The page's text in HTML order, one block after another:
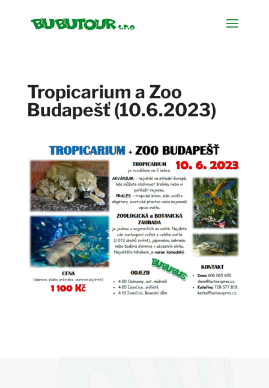
Tropicarium a Zoo
Budapešť (10.6.2023)